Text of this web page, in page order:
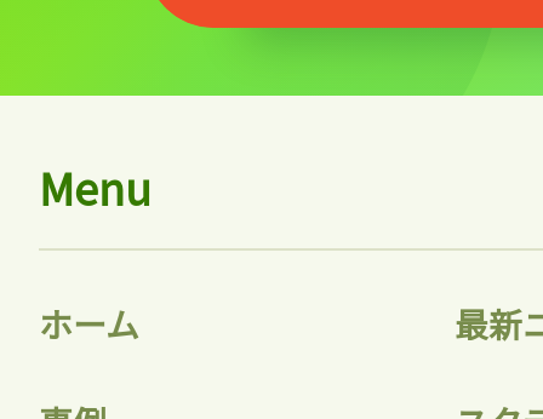
Menu
ホーム 最新